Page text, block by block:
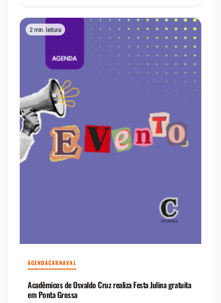
2 min. leitura
AGENDACARNAVAL
Acadêmicos de Osvaldo Cruz realiza Festa Julina gratuita
em Ponta Grossa